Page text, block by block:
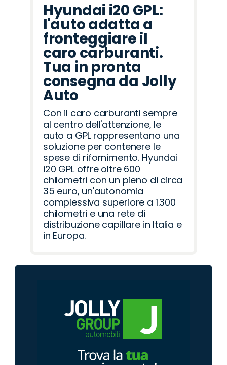
Hyundai i20 GPL:
l'auto adatta a
fronteggiare il
caro carburanti.
Tua in pronta
consegna da Jolly
Auto
Con il caro carburanti sempre
al centro dell'attenzione, le
auto a GPL rappresentano una
soluzione per contenere le
spese di rifornimento. Hyundai
i20 GPL offre oltre 600
chilometri con un pieno di circa
35 euro, un'autonomia
complessiva superiore a 1.300
chilometri e una rete di
distribuzione capillare in Italia e
in Europa.